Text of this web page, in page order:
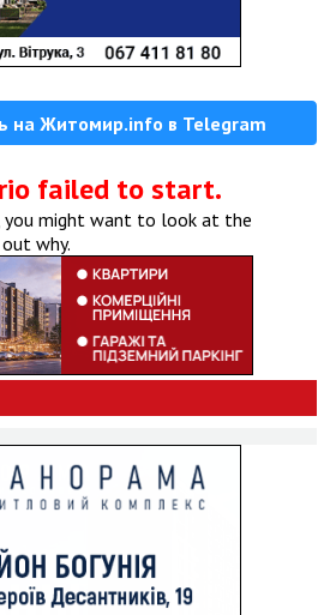
на Житомир.info в Telegram
failed to start.
you might want to look at the
why.